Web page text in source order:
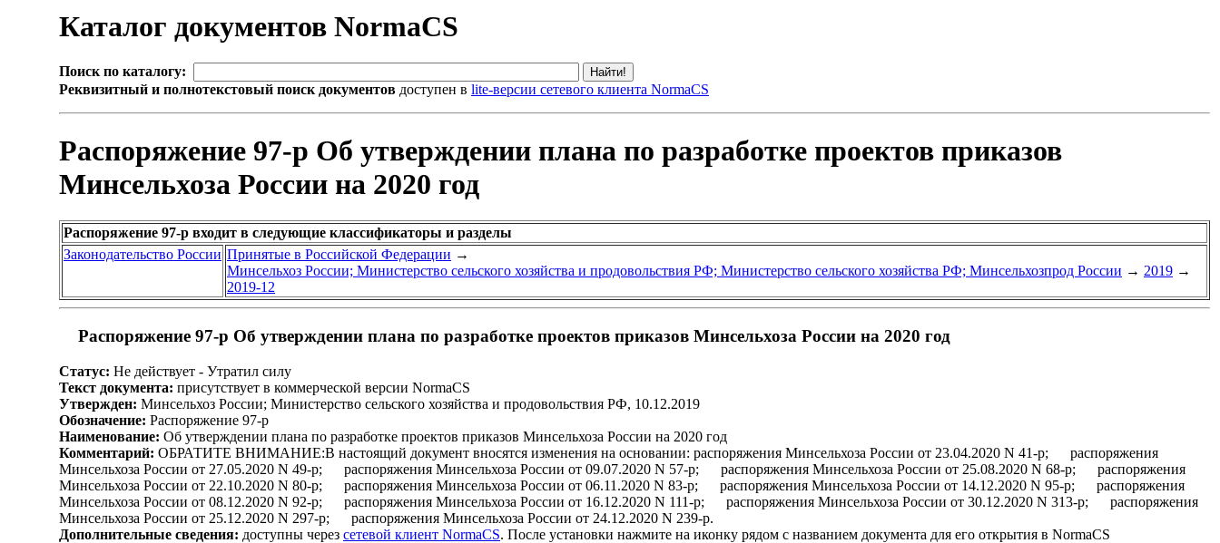
Каталог документов NormaCS
Поиск по каталогу:
Реквизитный и полнотекстовый поиск документов доступен в lite-версии сетевого клиента NormaCS
Распоряжение 97-р Об утверждении плана по разработке проектов приказов
Минсельхоза России на 2020 год
Распоряжение 97-р входит в следующие классификаторы и разделы
Законодательство России Принятые в Российской Федерации →
Минсельхоз России; Министерство сельского хозяйства и продовольствия РФ; Министерство сельского хозяйства РФ; Минсельхозпрод России → 2019 →
2019-12
Распоряжение 97-р Об утверждении плана по разработке проектов приказов Минсельхоза России на 2020 год
Статус: Не действует - Утратил силу
Текст документа: присутствует в коммерческой версии NormaCS
Утвержден: Минсельхоз России; Министерство сельского хозяйства и продовольствия РФ, 10.12.2019
Обозначение: Распоряжение 97-р
Наименование: Об утверждении плана по разработке проектов приказов Минсельхоза России на 2020 год
Комментарий: ОБРАТИТЕ ВНИМАНИЕ:В настоящий документ вносятся изменения на основании: распоряжения Минсельхоза России от 23.04.2020 N 41-р; распоряжения
Минсельхоза России от 27.05.2020 N 49-р; распоряжения Минсельхоза России от 09.07.2020 N 57-р; распоряжения Минсельхоза России от 25.08.2020 N 68-р; распоряжения
Минсельхоза России от 22.10.2020 N 80-р; распоряжения Минсельхоза России от 06.11.2020 N 83-р; распоряжения Минсельхоза России от 14.12.2020 N 95-р; распоряжения
Минсельхоза России от 08.12.2020 N 92-р; распоряжения Минсельхоза России от 16.12.2020 N 111-р; распоряжения Минсельхоза России от 30.12.2020 N 313-р; распоряжения
Минсельхоза России от 25.12.2020 N 297-р; распоряжения Минсельхоза России от 24.12.2020 N 239-р.
Дополнительные сведения: доступны через сетевой клиент NormaCS. После установки нажмите на иконку рядом с названием документа для его открытия в NormaCS